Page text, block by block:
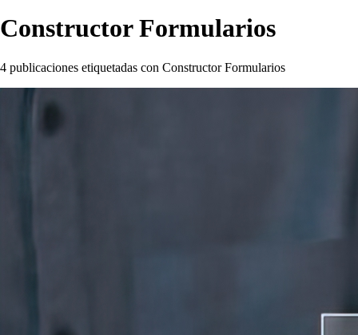
Constructor Formularios
4 publicaciones etiquetadas con Constructor Formularios